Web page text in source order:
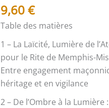
9,60€
Table des matières
1 – La Laïcité, Lumière de
pour le Rite de Memphis-
Entre engagement
héritage et en vigilance
2 – De l’Ombre à la
Le
Rite
de
Memphis
Misraïm
-
Recueil